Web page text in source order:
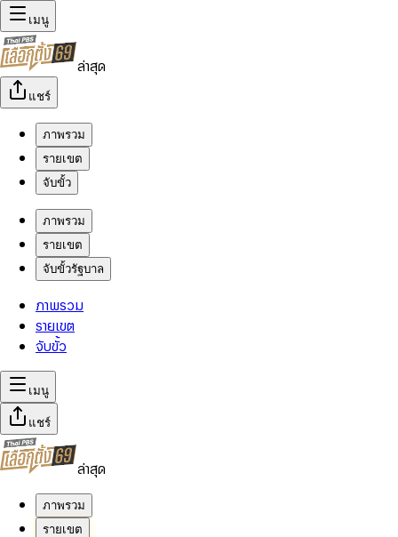
เมนู
ล่าสุด
แชร์
ภาพรวม
รายเขต
จับขั้ว
ภาพรวม
รายเขต
จับขั้วรัฐบาล
ภาพรวม
รายเขต
จับขั้ว
เมนู
แชร์
ล่าสุด
ภาพรวม
รายเขต